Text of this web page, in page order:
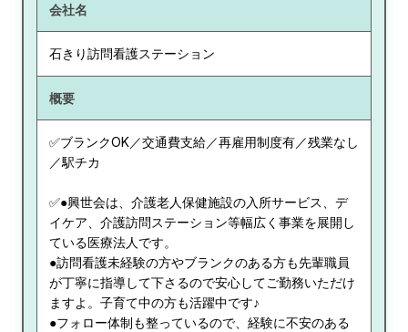
会社名
石きり訪問看護ステーション
概要
✅ブランクOK／交通費支給／再雇用制度有／残業なし
／駅チカ
✅●興世会は、介護老人保健施設の入所サービス、デ
イケア、介護訪問ステーション等幅広く事業を展開し
ている医療法人です。
●訪問看護未経験の方やブランクのある方も先輩職員
が丁寧に指導して下さるので安心してご勤務いただけ
ますよ。子育て中の方も活躍中です♪
●フォロー体制も整っているので、経験に不安のある